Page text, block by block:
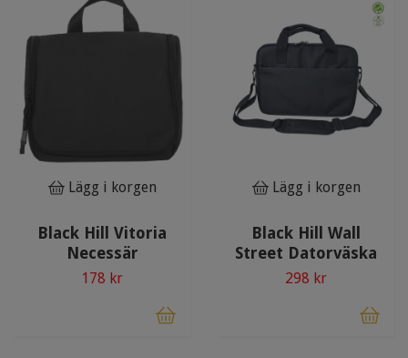
Lägg i korgen
Black Hill Vitoria
Necessär
178 kr
Lägg i korgen
Black Hill Wall
Street Datorväska
298 kr